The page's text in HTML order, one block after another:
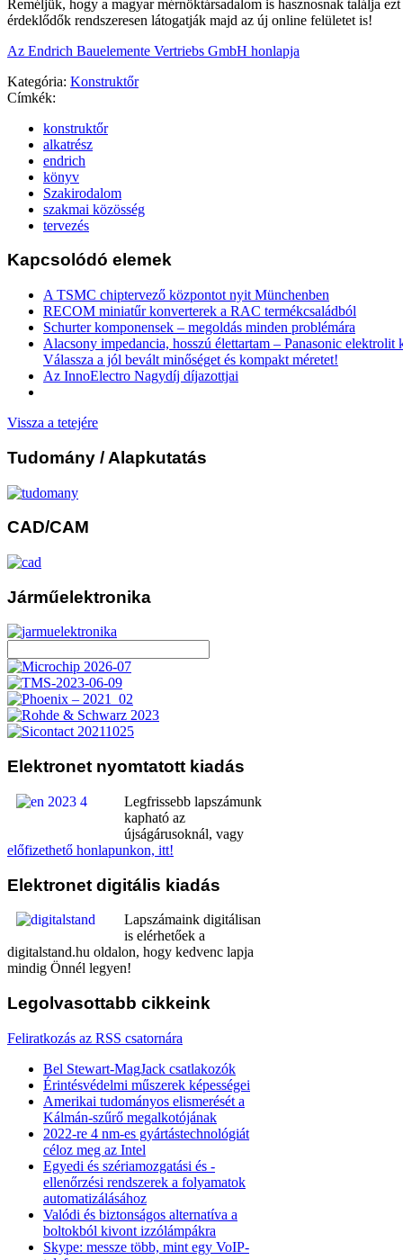
Reméljük, hogy a magyar mérnöktársadalom is hasznosnak találja
érdeklődők rendszeresen látogatják majd az új online felületet is!
Az Endrich Bauelemente Vertriebs GmbH honlapja
Kategória: Konstruktőr
Címkék:
konstruktőr
alkatrész
endrich
könyv
Szakirodalom
szakmai közösség
tervezés
Kapcsolódó elemek
A TSMC chiptervező központot nyit Münchenben
RECOM miniatűr konverterek a RAC termékcsaládból
Schurter komponensek – megoldás minden problémára
Alacsony impedancia, hosszú élettartam – Panasonic elektrolit
Válassza a jól bevált minőséget és kompakt méretet!
Az InnoElectro Nagydíj díjazottjai
Vissza a tetejére
Tudomány / Alapkutatás
CAD/CAM
Járműelektronika
Elektronet nyomtatott kiadás
Legfrissebb lapszámunk
kapható az
újságárusoknál, vagy
előfizethető honlapunkon, itt!
Elektronet digitális kiadás
Lapszámaink digitálisan
is elérhetőek a
digitalstand.hu oldalon, hogy kedvenc lapja
mindig Önnél legyen!
Legolvasottabb cikkeink
Feliratkozás az RSS csatornára
Bel Stewart-MagJack csatlakozók
Érintésvédelmi műszerek képességei
Amerikai tudományos elismerését a
Kálmán-szűrő megalkotójának
2022-re 4 nm-es gyártástechnológiát
céloz meg az Intel
Egyedi és szériamozgatási és -
ellenőrzési rendszerek a folyamatok
automatizálásához
Valódi és biztonságos alternatíva a
boltokból kivont izzólámpákra
Skype: messze több, mint egy VoIP-